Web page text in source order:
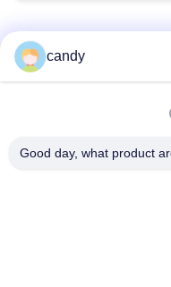
Λαϊκή
candy
Good day, what product